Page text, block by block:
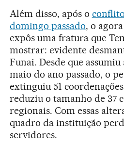
Além disso, após o
domingo passado, o
expôs uma fratura que
mostrar: evidente
Funai. Desde que
maio do ano passado, o
extinguiu 51
reduziu o tamanho de 37
regionais. Com essas
quadro da instituição
servidores.